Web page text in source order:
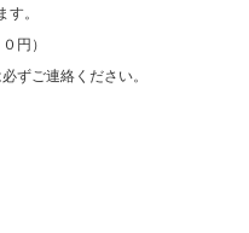
。
円）
ずご連絡ください。